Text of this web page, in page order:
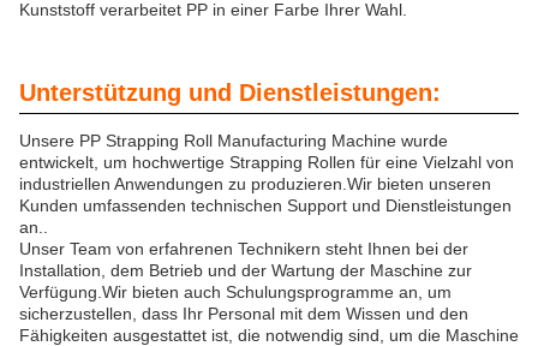
Kunststoff verarbeitet PP in einer Farbe Ihrer Wahl.
Unterstützung und Dienstleistungen:
Unsere PP Strapping Roll Manufacturing Machine wurde
entwickelt, um hochwertige Strapping Rollen für eine Vielzahl von
industriellen Anwendungen zu produzieren.Wir bieten unseren
Kunden umfassenden technischen Support und Dienstleistungen
an..
Unser Team von erfahrenen Technikern steht Ihnen bei der
Installation, dem Betrieb und der Wartung der Maschine zur
Verfügung.Wir bieten auch Schulungsprogramme an, um
sicherzustellen, dass Ihr Personal mit dem Wissen und den
Fähigkeiten ausgestattet ist, die notwendig sind, um die Maschine